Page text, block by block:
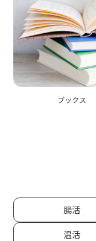
ブックス
腸活
温活